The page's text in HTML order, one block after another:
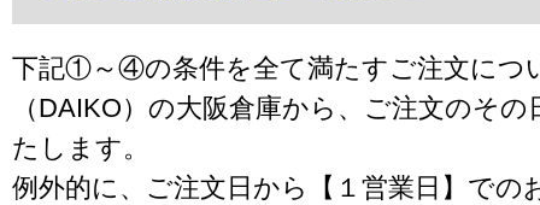
下記①～④の条件を全て満たすご注文につ
（DAIKO）の大阪倉庫から、ご注文のそ
たします。
例外的に、ご注文日から【１営業日】での